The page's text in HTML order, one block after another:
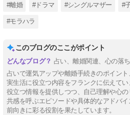
#離婚 #ドラマ #シングルマザー #
#モラハラ
このブログのここがポイント
占い、離婚関連、心の落
占いで運気アップや離婚手続きのポイント
実生活に役立つ内容をフランクに伝えて
役立つ情報を提供しつつ、自己理解や心の
共感を呼ぶエピソードや具体的なアドバ
前向きに彩る役割を果たしています。